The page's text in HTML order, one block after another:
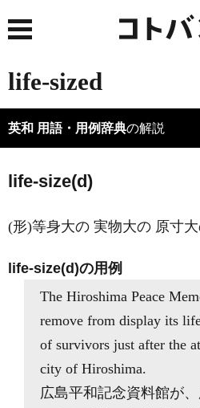
life-sized
英和 用語・用例辞典の解説
life-size(d)
(形)等身大の 実物大の 原寸
life-size(d)の用例
The Hiroshima Peace
remove from display its
of survivors just after the
city of Hiroshima.
広島平和記念資料館が